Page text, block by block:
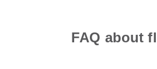
FAQ about